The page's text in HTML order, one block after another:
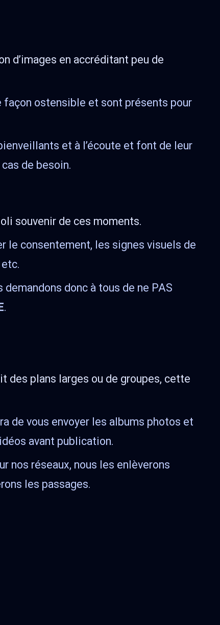
d’images en accréditant peu de
ostensible et sont présents pour
et à l’écoute et font de leur
de besoin.
souvenir de ces moments.
le consentement, les signes visuels de
donc à tous de ne PAS
.
des plans larges ou de groupes, cette
de vous envoyer les albums photos et
avant publication.
nos réseaux, nous les enlèverons
les passages.